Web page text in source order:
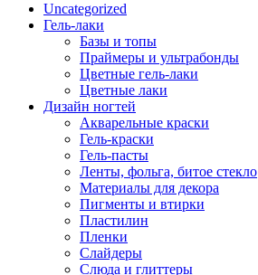
Uncategorized
Гель-лаки
Базы и топы
Праймеры и ультрабонды
Цветные гель-лаки
Цветные лаки
Дизайн ногтей
Акварельные краски
Гель-краски
Гель-пасты
Ленты, фольга, битое стекло
Материалы для декора
Пигменты и втирки
Пластилин
Пленки
Слайдеры
Слюда и глиттеры